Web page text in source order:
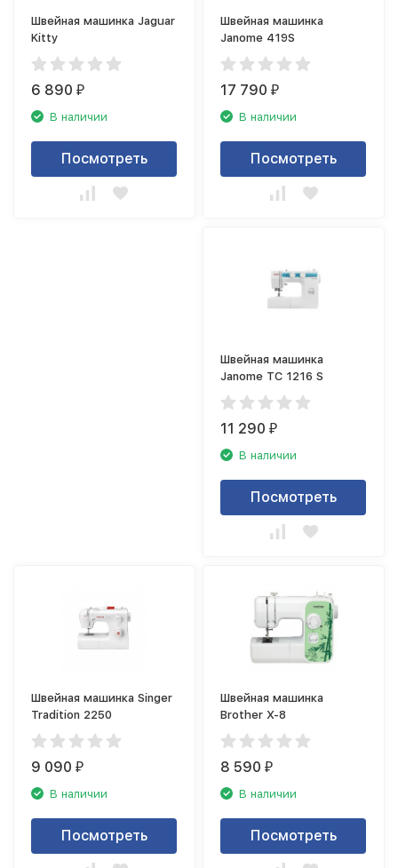
Швейная машинка Jaguar
Kitty
6 890₽
В наличии
Посмотреть
Швейная машинка
Janome 419S
17 790₽
В наличии
Посмотреть
Швейная машинка
Janome TC 1216 S
11 290₽
В наличии
Посмотреть
Швейная машинка Singer
Tradition 2250
9 090₽
В наличии
Посмотреть
Швейная машинка
Brother X-8
8 590₽
В наличии
Посмотреть